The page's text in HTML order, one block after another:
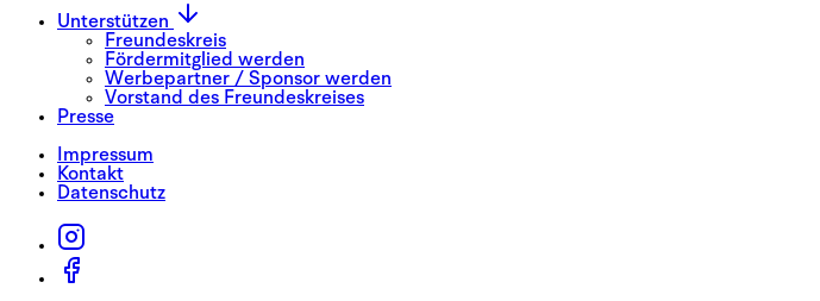
Unterstützen
Freundeskreis
Fördermitglied werden
Werbepartner / Sponsor werden
Vorstand des Freundeskreises
Presse
Impressum
Kontakt
Datenschutz